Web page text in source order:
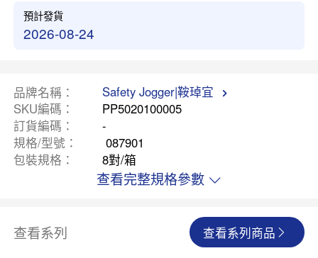
預計發貨
2026-08-24
品牌名稱
Safety Jogger|鞍琸宜
SKU編碼
PP5020100005
訂貨編碼
-
規格/型號
087901
包裝規格
8對/箱
查看完整規格參數
查看系列 查看系列商品